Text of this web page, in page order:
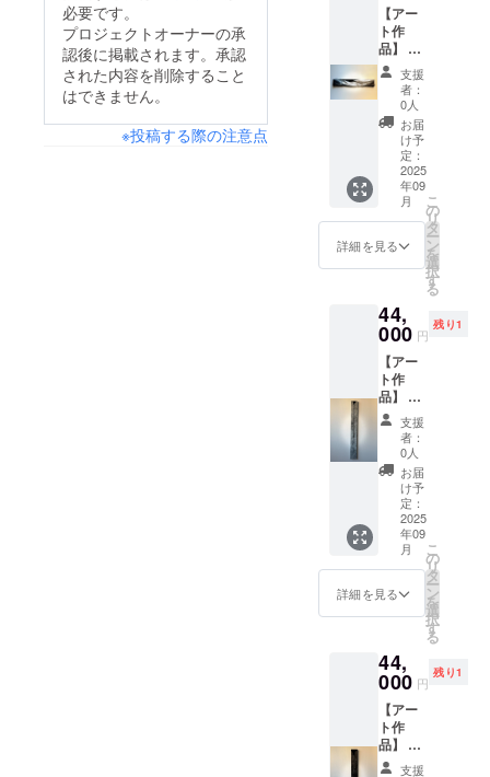
必要です。
プロジェクトオーナーの承
認後に掲載されます。承認
された内容を削除すること
はできません。
※投稿する際の注意点
なる場
合がご
ざいま
す。あ
らかじ
めご了
承くだ
さい。
クスト
メディ
ア・木
製パネ
ル ・サ
イズ：
W850㎜
×H145
㎜ ・
ご住所
等お送
り先を
お知ら
せくだ
ター環
境によ
り、実
際の商
品と画
面上の
色味が
若干異
なる場
合がご
ざいま
す。あ
らかじ
めご了
承くだ
さい。
【アー
ト作
品】 ・
お礼
メッ
セージ
付き ・
作品1点
もの ・
作品3-
②【ST
ROKE
】 ・ア
クリ
ル・ミ
クスト
ア・木
製パネ
ル ・サ
イズ：
約W700
㎜×約
H145
㎜ ・
ご住所
等お送
り先を
お知ら
せくだ
さい ・
お使い
のモニ
ター環
品と画
面上の
色味が
若干異
なる場
合がご
ざいま
支援
者：
0人
お届
け予
定：
2025
年09
月
詳細を見る
こ
の
リ
タ
ー
ン
を
選
択
す
る
44,
000 円
残り1
【アー
ト作
品】 ・
お礼
メッ
セージ
付き ・
作品1点
もの ・
作品1-
①【恍
惚のア
ポトー
シス】
・アク
リル・
トメ
ディ
ア・木
製パネ
ル ・サ
イズ：
W100㎜
支援
者：
0人
お届
け予
定：
2025
年09
月
詳細を見る
こ
の
リ
タ
ー
ン
を
選
択
す
る
44,
000 円
残り1
【アー
ト作
品】 ・
お礼支援